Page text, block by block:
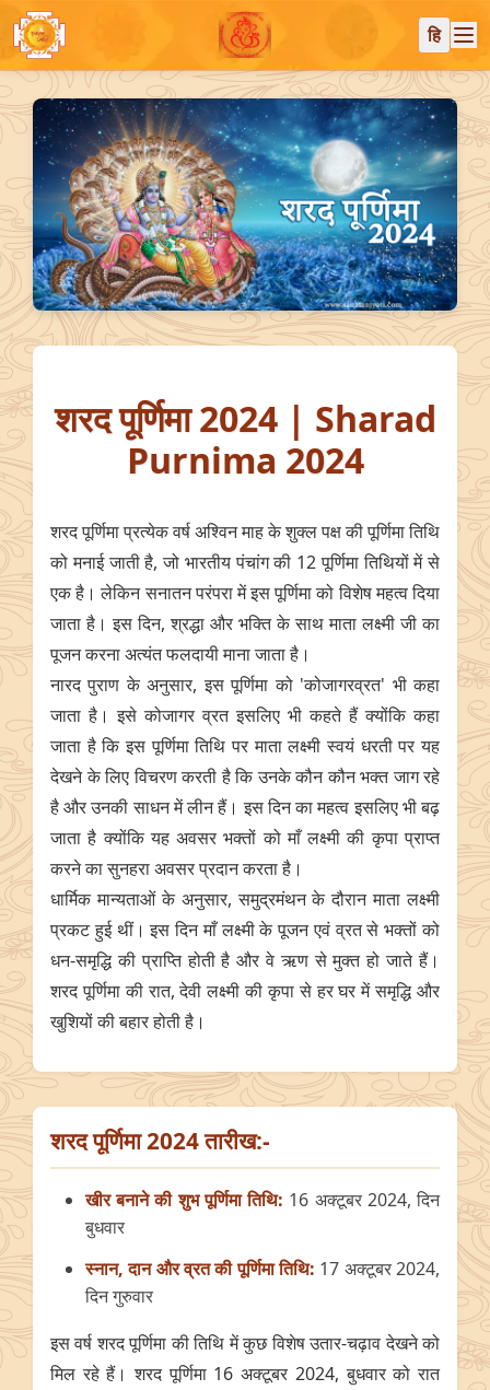
हि
शरद पूर्णिमा 2024 | Sharad
Purnima 2024
शरद पूर्णिमा प्रत्येक वर्ष अश्विन माह के शुक्ल पक्ष की पूर्णिमा तिथि
को मनाई जाती है, जो भारतीय पंचांग की 12 पूर्णिमा तिथियों में से
एक है। लेकिन सनातन परंपरा में इस पूर्णिमा को विशेष महत्व दिया
जाता है। इस दिन, श्रद्धा और भक्ति के साथ माता लक्ष्मी जी का
पूजन करना अत्यंत फलदायी माना जाता है।
नारद पुराण के अनुसार, इस पूर्णिमा को 'कोजागरव्रत' भी कहा
जाता है। इसे कोजागर व्रत इसलिए भी कहते हैं क्योंकि कहा
जाता है कि इस पूर्णिमा तिथि पर माता लक्ष्मी स्वयं धरती पर यह
देखने के लिए विचरण करती है कि उनके कौन कौन भक्त जाग रहे
है और उनकी साधन में लीन हैं। इस दिन का महत्व इसलिए भी बढ़
जाता है क्योंकि यह अवसर भक्तों को माँ लक्ष्मी की कृपा प्राप्त
करने का सुनहरा अवसर प्रदान करता है।
धार्मिक मान्यताओं के अनुसार, समुद्रमंथन के दौरान माता लक्ष्मी
प्रकट हुई थीं। इस दिन माँ लक्ष्मी के पूजन एवं व्रत से भक्तों को
धन-समृद्धि की प्राप्ति होती है और वे ऋण से मुक्त हो जाते हैं।
शरद पूर्णिमा की रात, देवी लक्ष्मी की कृपा से हर घर में समृद्धि और
खुशियों की बहार होती है।
शरद पूर्णिमा 2024 तारीख:-
खीर बनाने की शुभ पूर्णिमा तिथि: 16 अक्टूबर 2024, दिन
बुधवार
स्नान, दान और व्रत की पूर्णिमा तिथि: 17 अक्टूबर 2024,
दिन गुरुवार
इस वर्ष शरद पूर्णिमा की तिथि में कुछ विशेष उतार-चढ़ाव देखने को
मिल रहे हैं। शरद पूर्णिमा 16 अक्टूबर 2024, बुधवार को रात